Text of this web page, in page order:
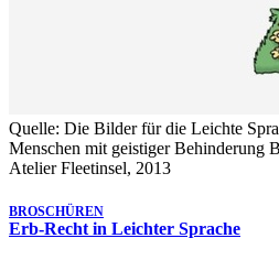
Quelle: Die Bilder für die Leichte
Menschen mit geistiger Behinderung
Atelier Fleetinsel, 2013
BROSCHÜREN
Erb-Recht in Leichter Sprache